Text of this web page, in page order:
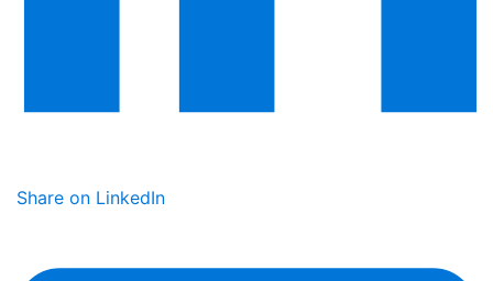
Share on LinkedIn